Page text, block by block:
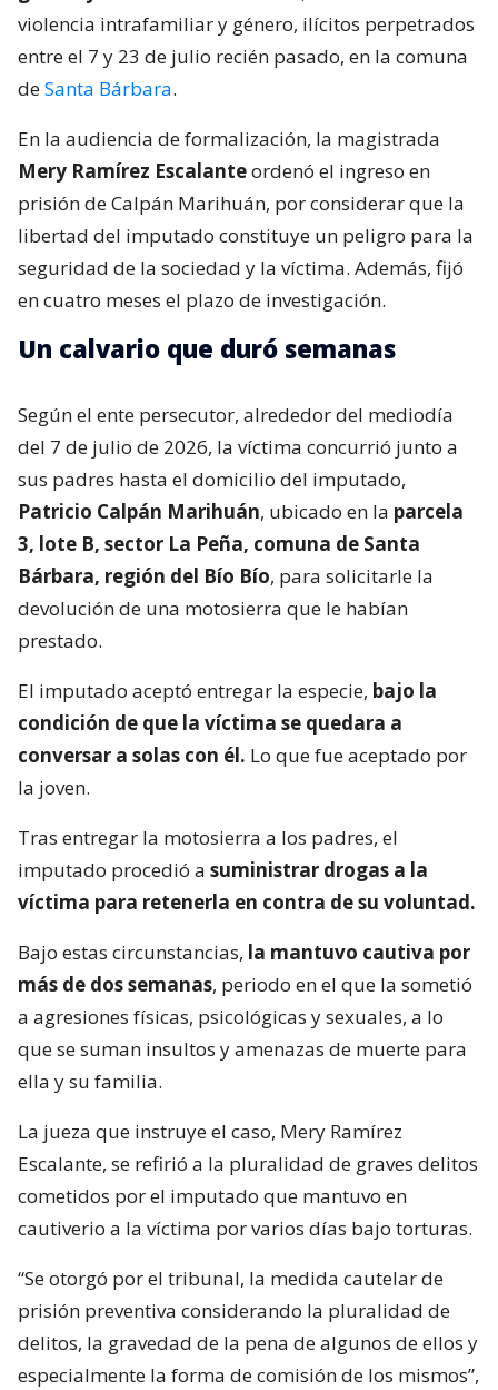
violencia intrafamiliar y género, ilícitos perpetrados
entre el 7 y 23 de julio recién pasado, en la comuna
deSanta Bárbara.
En la audiencia de formalización, la magistrada
Mery Ramírez Escalanteordenó el ingreso en
prisión de Calpán Marihuán, por considerar que la
libertad del imputado constituye un peligro para la
seguridad de la sociedad y la víctima. Además, fijó
en cuatro meses el plazo de investigación.
Un calvario que duró semanas
Según el ente persecutor, alrededor del mediodía
del 7 de julio de 2026, la víctima concurrió junto a
sus padres hasta el domicilio del imputado,
Patricio Calpán Marihuán, ubicado en la parcela
3, lote B, sector La Peña, comuna de Santa
Bárbara, región del Bío Bío, para solicitarle la
devolución de una motosierra que le habían
prestado.
El imputado aceptó entregar la especie, bajo la
condición de que la víctima se quedara a
conversar a solas con él. Lo que fue aceptado por
la joven.
Tras entregar la motosierra a los padres, el
imputado procedió a suministrar drogas a la
víctima para retenerla en contra de su voluntad.
Bajo estas circunstancias, la mantuvo cautiva por
más de dos semanas, periodo en el que la sometió
a agresiones físicas, psicológicas y sexuales, a lo
que se suman insultos y amenazas de muerte para
ella y su familia.
La jueza que instruye el caso, Mery Ramírez
Escalante, se refirió a la pluralidad de graves delitos
cometidos por el imputado que mantuvo en
cautiverio a la víctima por varios días bajo torturas.
“Se otorgó por el tribunal, la medida cautelar de
prisión preventiva considerando la pluralidad de
delitos, la gravedad de la pena de algunos de ellos y
especialmente la forma de comisión de los mismos”,